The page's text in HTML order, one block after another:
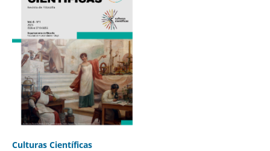
Culturas Científicas